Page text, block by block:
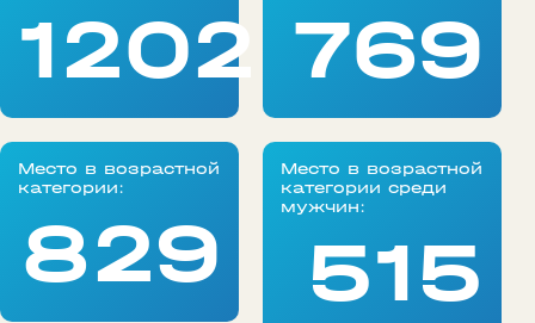
1202 769
Место в возрастной
категории:
829
Место в возрастной
категории среди
мужчин:
515